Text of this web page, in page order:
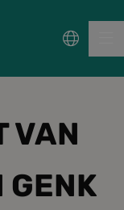
VAN
GENK